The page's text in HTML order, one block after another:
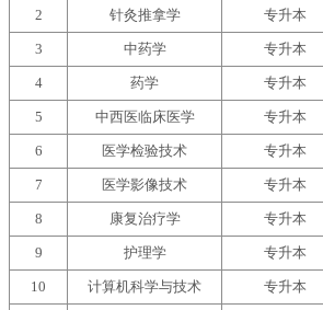
2 针灸推拿学 专升本
3 中药学 专升本
4 药学 专升本
5 中西医临床医学 专升本
6 医学检验技术 专升本
7 医学影像技术 专升本
8 康复治疗学 专升本
9 护理学 专升本
10 计算机科学与技术 专升本